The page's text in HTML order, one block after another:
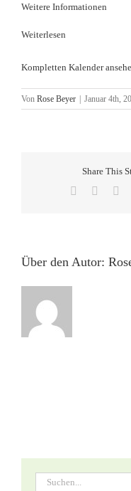
Weitere Informationen
Weiterlesen
Kompletten Kalender
Von Rose Beyer | Januar 4th,
Share This
Facebook
Twitter
Über den Autor:
Suche